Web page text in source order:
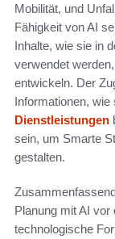
Mobilität, und
Fähigkeit von AI
Inhalte, wie sie in
verwendet
entwickeln. Der
Informationen, wie
Dienstleistungen
sein, um Smarte
gestalten.
Planung mit AI
technologische